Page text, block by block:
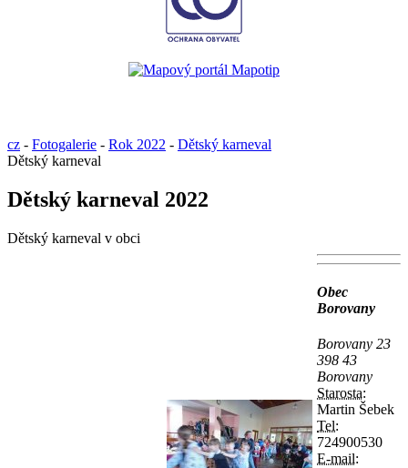
cz - Fotogalerie - Rok 2022 - Dětský karneval
Dětský karneval
Dětský karneval 2022
Dětský karneval v obci
Obec
Borovany
Borovany 23
398 43
Borovany
Starosta:
Martin Šebek
Tel:
724900530
E-mail: